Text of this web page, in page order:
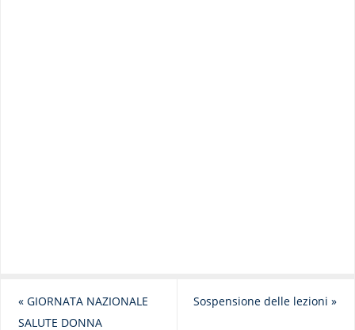
«GIORNATA NAZIONALE
SALUTE DONNA
Sospensione delle lezioni»